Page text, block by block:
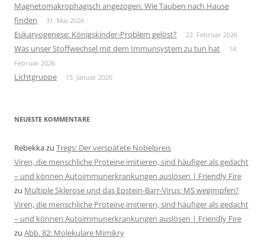
Magnetomakrophagisch angezogen: Wie Tauben nach Hause
finden
31. Mai 2026
Eukaryogenese: Königskinder-Problem gelöst? 22. Februar 2026
Was unser Stoffwechsel mit dem Immunsystem zu tun hat
14.
Februar 2026
Lichtgruppe 15. Januar 2026
NEUESTE KOMMENTARE
Rebekkazu Tregs: Der verspätete Nobelpreis
Viren, die menschliche Proteine imitieren, sind häufiger als gedacht
– und können Autoimmunerkrankungen auslösen | Friendly Fire
zu Multiple Sklerose und das Epstein-Barr-Virus: MS wegimpfen?
Viren, die menschliche Proteine imitieren, sind häufiger als gedacht
– und können Autoimmunerkrankungen auslösen | Friendly Fire
zu Abb. 82: Molekulare Mimikry